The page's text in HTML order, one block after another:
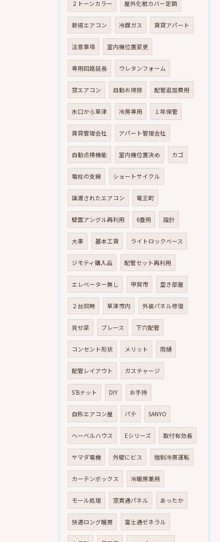
２トーンカラー 屋外化粧カバー定額
新規エアコン 冷媒ガス 賃貸アパート
注意事項 室内機位置変更
専用回路延長 ウレタンフォーム
窓エアコン 自動お掃除 配管追加費用
水口から草津 冷房専用 １年保管
賃貸管理会社 アパート管理会社
自動点検機能 室内機位置決め カゴ
電柱の支線 ショートサイクル
譲渡されたエアコン 竜王町
壁面アングル再利用 6畳用 設計
大事 基本工賃 ライトロックベース
ジモティ購入品 配管セット再利用
エレベーター無し 甲賀市 空き部屋
２台同時 草津市内 外装パネル修復
見せ梁 ブレース 下穴配管
コンセント形状 メリット 雨樋
配管レイアウト ガスチャージ
S’Bナット DIY お手持
自称エアコン屋 パテ SANYO
へーベルハウス Eシリーズ 取付有効長
ヤマダ電機 外壁にビス 強制冷房運転
カーテンボックス 冷暖房兼用
モール処理 窓貫通パネル あったか
快適ロング暖房 富士通ゼネラル